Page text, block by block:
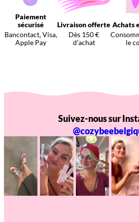
Paiement
sécurisé
Bancontact, Visa,
Apple Pay
Livraison offerte
Dès 150 €
d’achat
Achats
le
Suivez-nous sur